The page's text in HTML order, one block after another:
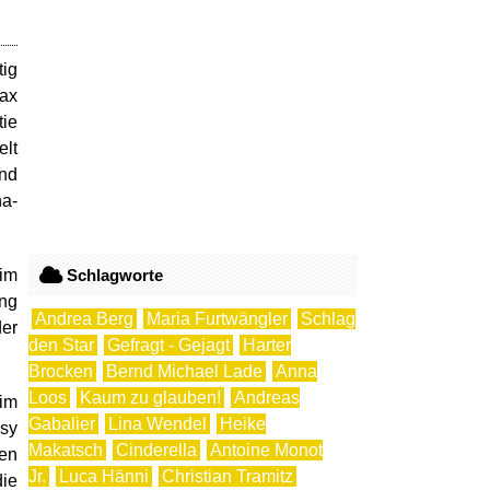
Schlagworte
Andrea Berg Maria Furtwängler
Schlag
den Star
Gefragt - Gejagt
Harter
Brocken
Bernd Michael Lade
Anna
Loos
Kaum zu glauben!
Andreas
Gabalier
Lina Wendel
Heike
Makatsch
Cinderella
Antoine Monot
Jr.
Luca Hänni Christian Tramitz